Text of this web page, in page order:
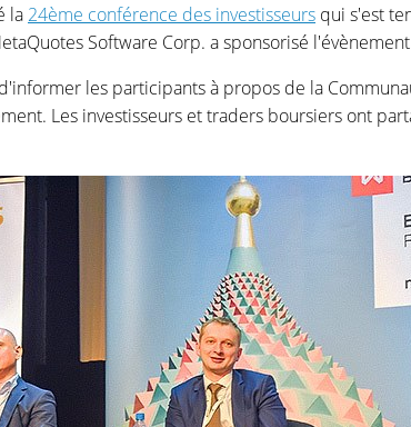
la 24ème conférence des investisseurs qui s'est
Software Corp. a sponsorisé
les participants à propos de la
Les investisseurs et traders boursiers ont